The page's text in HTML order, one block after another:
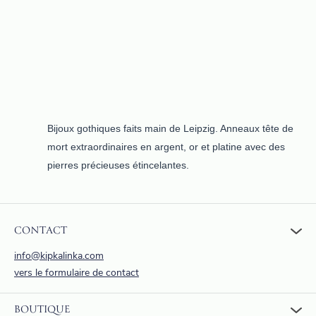
Bijoux gothiques faits main de Leipzig. Anneaux tête de
mort extraordinaires en argent, or et platine avec des
pierres précieuses étincelantes.
CONTACT
info@kipkalinka.com
vers le formulaire de contact
BOUTIQUE